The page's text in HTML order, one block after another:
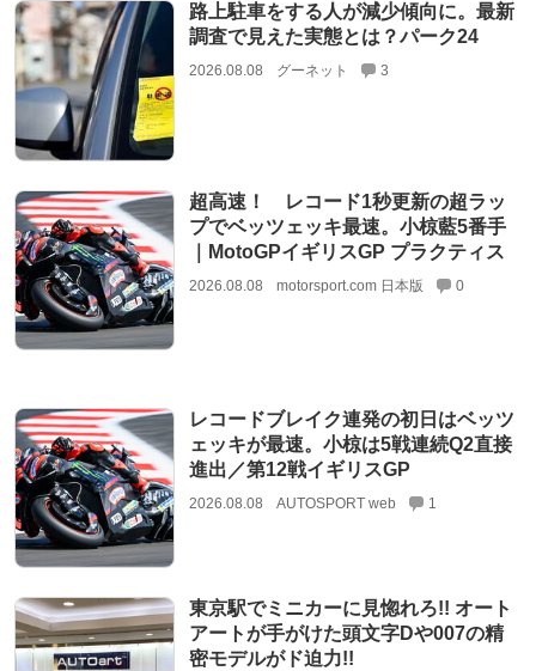
路上駐車をする人が減少傾向に。最新
調査で見えた実態とは？パーク24
2026.08.08 グーネット 3
超高速！ レコード1秒更新の超ラッ
プでベッツェッキ最速。小椋藍5番手
｜MotoGPイギリスGP プラクティス
2026.08.08 motorsport.com 日本版 0
レコードブレイク連発の初日はベッツ
ェッキが最速。小椋は5戦連続Q2直接
進出／第12戦イギリスGP
2026.08.08 AUTOSPORT web 1
東京駅でミニカーに見惚れろ!! オート
アートが手がけた頭文字Dや007の精
密モデルがド迫力!!